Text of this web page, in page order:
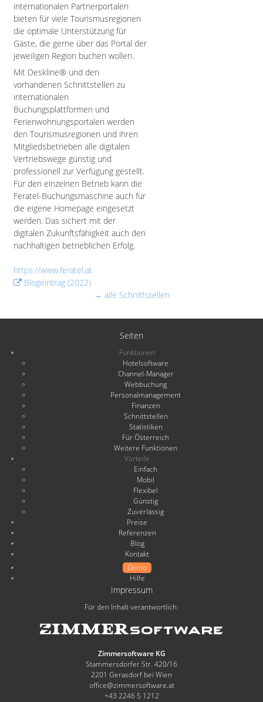
internationalen Partnerportalen
bieten für viele Tourismusregionen
die optimale Unterstützung für
Gäste, die gerne über das Portal der
jeweiligen Region buchen wollen.
Mit Deskline® und den
vorhandenen Schnittstellen zu
internationalen
Buchungsplattformen und
Ferienwohnungsportalen werden
den Tourismusregionen und ihren
Mitgliedsbetrieben alle digitalen
Vertriebswege günstig und
professionell zur Verfügung gestellt.
Für den einzelnen Betrieb kann die
Feratel-Buchungsmaschine auch für
die eigene Homepage eingesetzt
werden. Das sichert mit der
digitalen Zukunftsfähigkeit auch den
nachhaltigen betrieblichen Erfolg.
https://www.feratel.at
Blogeintrag (2022)
→ alle Schnittstellen
Seiten
Funktionen
Hotelsoftware
Channel-Manager
Webbuchung
Personalmanagement
Finanzen
Schnittstellen
Statistiken
Für Österreich
Weitere Funktionen
Vorteile
Einfach
Mobil
Flexibel
Günstig
Zuverlässig
Preise
Referenzen
Blog
Kontakt
Demo
Hilfe
Impressum
Für den Inhalt verantwortlich:
Zimmersoftware KG
Stammersdorfer Str. 420/16
2201 Gerasdorf bei Wien
office@zimmersoftware.at
+43 2246 5 1212